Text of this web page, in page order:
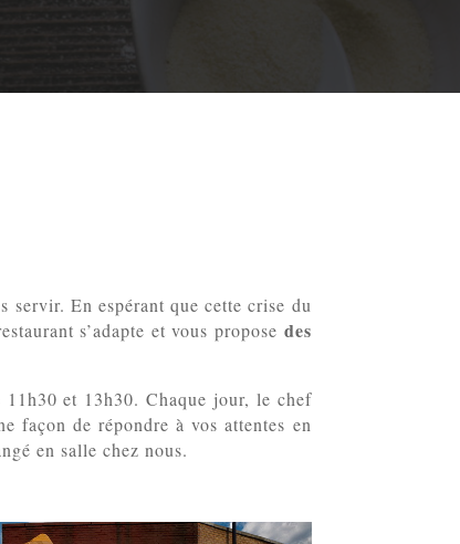
servir. En espérant que cette crise du
s’adapte et vous propose des
11h30 et 13h30. Chaque jour, le chef
façon de répondre à vos attentes en
en salle chez nous.